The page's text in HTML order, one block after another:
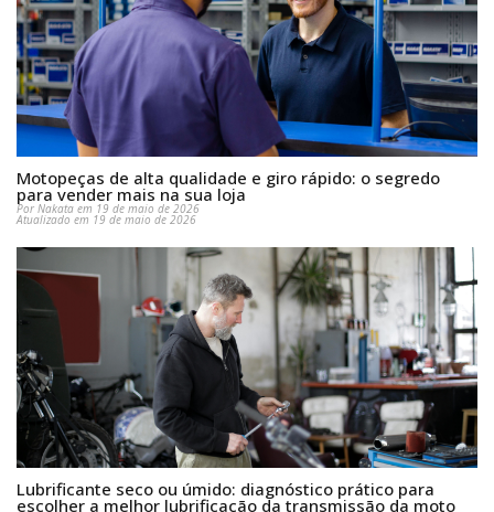
Motopeças de alta qualidade e giro rápido: o segredo
para vender mais na sua loja
Por Nakata em 19 de maio de 2026
Atualizado em 19 de maio de 2026
Lubrificante seco ou úmido: diagnóstico prático para
escolher a melhor lubrificação da transmissão da moto